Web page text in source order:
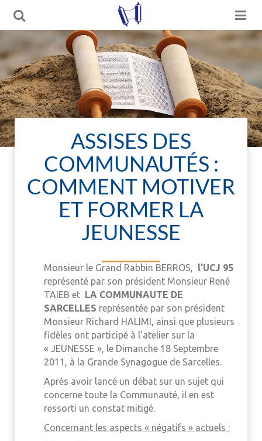
ASSISES DES
COMMUNAUTÉS :
COMMENT MOTIVER
ET FORMER LA
JEUNESSE
Monsieur le Grand Rabbin BERROS, l’UCJ 95
représenté par son président Monsieur René
TAIEB et LA COMMUNAUTE DE
SARCELLES représentée par son président
Monsieur Richard HALIMI, ainsi que plusieurs
fidèles ont participé à l’atelier sur la
« JEUNESSE », le Dimanche 18 Septembre
2011, à la Grande Synagogue de Sarcelles.
Après avoir lancé un débat sur un sujet qui
concerne toute la Communauté, il en est
ressorti un constat mitigé.
Concernant les aspects « négatifs » actuels :